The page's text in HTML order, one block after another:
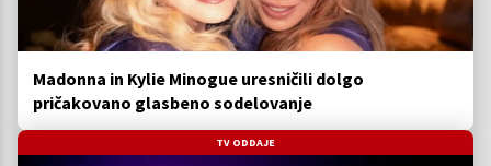
Madonna in Kylie Minogue uresničili dolgo
pričakovano glasbeno sodelovanje
TV ODDAJE